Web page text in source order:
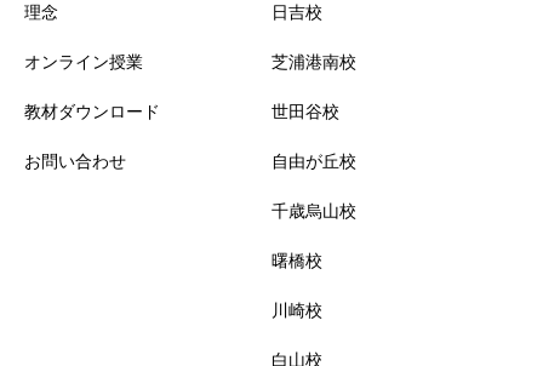
理念
オンライン授業
教材ダウンロード
お問い合わせ
日吉校
芝浦港南校
世田谷校
自由が丘校
千歳烏山校
曙橋校
川崎校
白山校